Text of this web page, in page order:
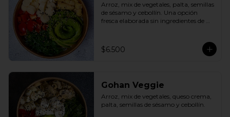
Arroz, mix de vegetales, palta, semillas
de sésamo y cebollín. Una opción
fresca elaborada sin ingredientes de
$6.500
Gohan Veggie
Arroz, mix de vegetales, queso crema,
palta, semillas de sésamo y cebollín.